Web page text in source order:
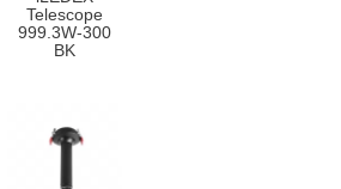
Telescope
999.3W-300
BK